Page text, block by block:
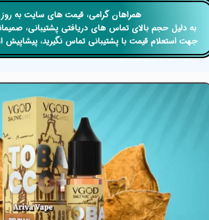
​​همراهان گرامی، قیمت های سایت به
به دلیل حجم بالای تماس های دریافتی پشتیبانی،
جهت استعلام قیمت با پشتیبانی تماس نگیرید، پیشاپیش